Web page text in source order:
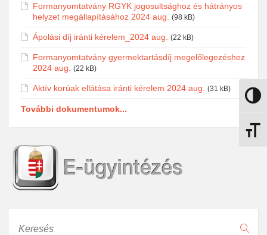
Nagy
Formanyomtatvány RGYK jogosultsághoz és hátrányos
helyzet megállapításához 2024 aug.
(98 kB)
Ápolási díj iránti kérelem_2024 aug. (22 kB)
Formanyomtatvány gyermektartásdíj megelőlegezéshez
2024 aug.
(22 kB)
Aktív korúak ellátása iránti kérelem 2024 aug. (31 kB)
További dokumentumok...